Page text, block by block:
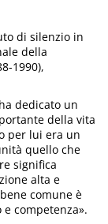
di silenzio in
della
1990),
dedicato un
della vita
per lui era un
quello che
significa
alta e
comune è
competenza».